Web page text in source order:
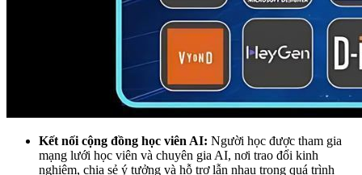
Kết nối cộng đồng học viên AI: Người học được tham gia
mạng lưới học viên và chuyên gia AI, nơi trao đổi kinh
nghiệm, chia sẻ ý tưởng và hỗ trợ lẫn nhau trong quá trình